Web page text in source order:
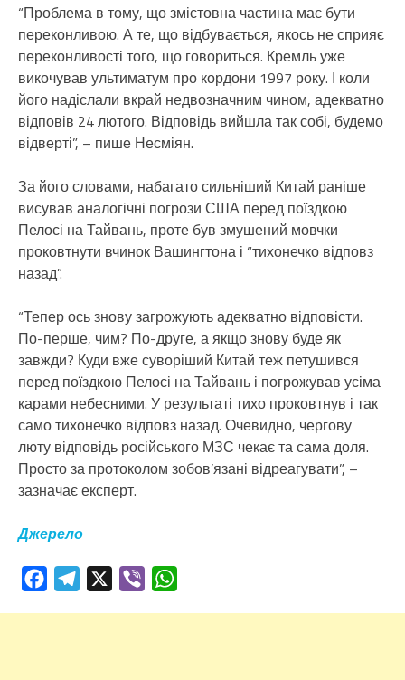
“Проблема в тому, що змістовна частина має бути
переконливою. А те, що відбувається, якось не сприяє
переконливості того, що говориться. Кремль уже
викочував ультиматум про кордони 1997 року. І коли
його надіслали вкрай недвозначним чином, адекватно
відповів 24 лютого. Відповідь вийшла так собі, будемо
відверті”, – пише Несміян.
За його словами, набагато сильніший Китай раніше
висував аналогічні погрози США перед поїздкою
Пелосі на Тайвань, проте був змушений мовчки
проковтнути вчинок Вашингтона і “тихонечко відповз
назад”.
“Тепер ось знову загрожують адекватно відповісти.
По-перше, чим? По-друге, а якщо знову буде як
завжди? Куди вже суворіший Китай теж петушився
перед поїздкою Пелосі на Тайвань і погрожував усіма
карами небесними. У результаті тихо проковтнув і так
само тихонечко відповз назад. Очевидно, чергову
люту відповідь російського МЗС чекає та сама доля.
Просто за протоколом зобов’язані відреагувати”, –
зазначає експерт.
Джерело
FacebookTelegram Viber